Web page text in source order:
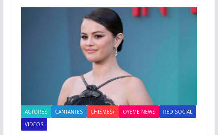
ACTORES CANTANTES CHISMES+ OYEME NEWS
RED SOCIAL
VIDEOS